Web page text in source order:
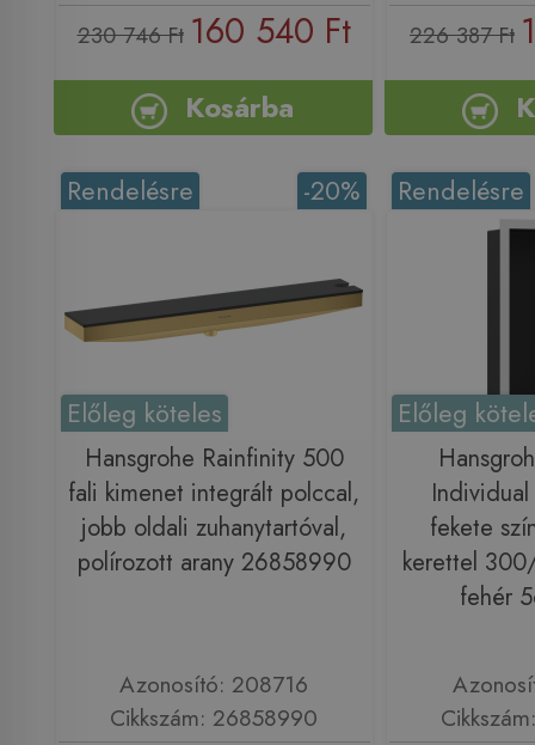
230 746 Ft 160 540 Ft
Kosárba
226 387 Ft
-20%
Rendelésre
Előleg köteles
Hansgrohe Rainfinity 500
fali kimenet integrált polccal,
jobb oldali zuhanytartóval,
polírozott arany 26858990
Azonosító: 208716
Cikkszám: 26858990
Rendelésre
Előleg
fekete
kerettel
fehér